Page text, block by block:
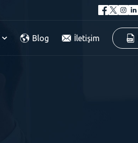
Blog İletişim